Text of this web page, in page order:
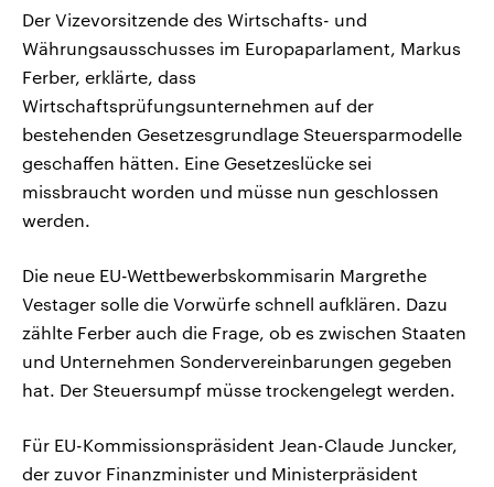
Der Vizevorsitzende des Wirtschafts- und
Währungsausschusses im Europaparlament, Markus
Ferber, erklärte, dass
Wirtschaftsprüfungsunternehmen auf der
bestehenden Gesetzesgrundlage Steuersparmodelle
geschaffen hätten. Eine Gesetzeslücke sei
missbraucht worden und müsse nun geschlossen
werden.
Die neue EU-Wettbewerbskommisarin Margrethe
Vestager solle die Vorwürfe schnell aufklären. Dazu
zählte Ferber auch die Frage, ob es zwischen Staaten
und Unternehmen Sondervereinbarungen gegeben
hat. Der Steuersumpf müsse trockengelegt werden.
Für EU-Kommissionspräsident Jean-Claude Juncker,
der zuvor Finanzminister und Ministerpräsident